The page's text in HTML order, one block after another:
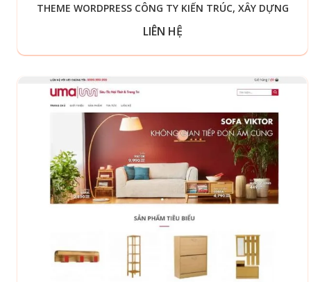
THEME WORDPRESS CÔNG TY KIẾN TRÚC, XÂY DỰNG
LIÊN HỆ